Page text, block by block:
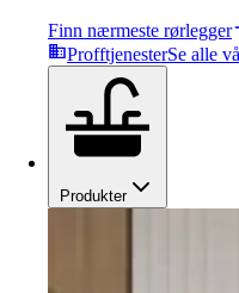
Finn nærmeste rørlegger
ProfftjenesterSe alle
Produkter